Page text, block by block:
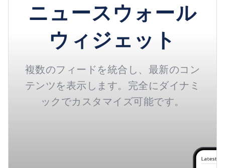
ニュースウォール
ウィジェット
複数のフィードを統合し、最新のコン
テンツを表示します。完全にダイナミ
ックでカスタマイズ可能です。